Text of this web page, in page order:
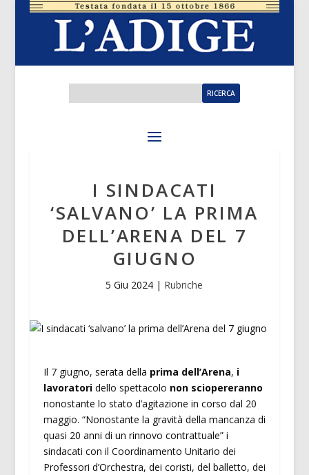
I SINDACATI
‘SALVANO’ LA PRIMA
DELL’ARENA DEL 7
GIUGNO
5 Giu 2024 | Rubriche
Il 7 giugno, serata della prima dell’Arena, i
lavoratoridello spettacolo non sciopereranno
nonostante lo stato d’agitazione in corso dal 20
maggio. “Nonostante la gravità della mancanza di
quasi 20 anni di un rinnovo contrattuale” i
sindacati con il Coordinamento Unitario dei
Professori d’Orchestra, dei coristi, del balletto, dei